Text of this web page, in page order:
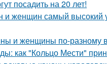
посадить на 20 лет!
и женщин самый высокий
и женщины по-разному
как "Кольцо Мести"